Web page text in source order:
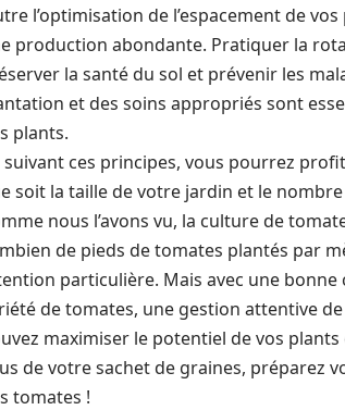
l’optimisation de l’espacement de
production abondante. Pratiquer la
la santé du sol et prévenir les
et des soins appropriés sont
plants.
suivant ces principes, vous pourrez
soit la taille de votre jardin et le
nous l’avons vu, la culture de
de pieds de tomates plantés par
particulière. Mais avec une
de tomates, une gestion attentive
maximiser le potentiel de vos
de votre sachet de graines, préparez
tomates !